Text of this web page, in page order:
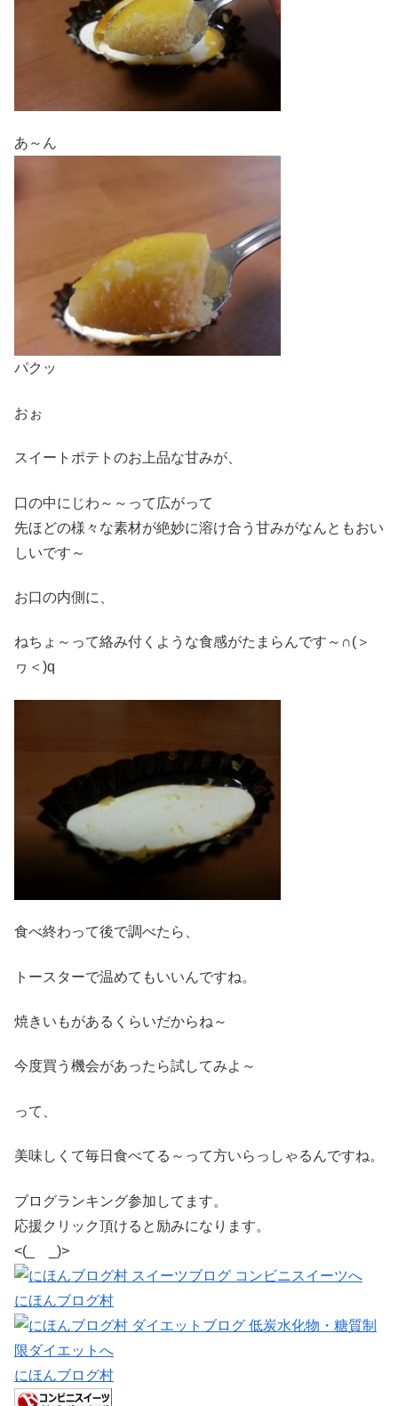
あ～ん
パクッ
おぉ
スイートポテトのお上品な甘みが、
口の中にじわ～～って広がって
先ほどの様々な素材が絶妙に溶け合う甘みがなんともおい
しいです～
お口の内側に、
ねちょ～って絡み付くような食感がたまらんです～∩(＞
ヮ＜)q
食べ終わって後で調べたら、
トースターで温めてもいいんですね。
焼きいもがあるくらいだからね～
今度買う機会があったら試してみよ～
って、
美味しくて毎日食べてる～って方いらっしゃるんですね。
ブログランキング参加してます。
応援クリック頂けると励みになります。
<(_ _)>
にほんブログ村
にほんブログ村